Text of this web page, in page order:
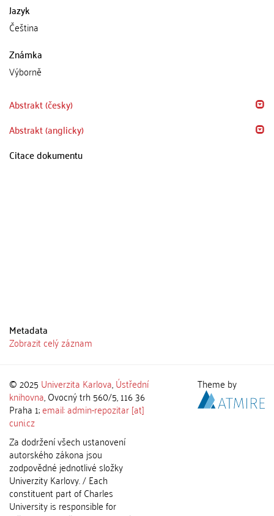
Jazyk
Čeština
Známka
Výborně
Abstrakt (česky)
Abstrakt (anglicky)
Citace dokumentu
Metadata
Zobrazit celý záznam
© 2025 Univerzita Karlova,Ústřední
knihovna, Ovocný trh 560/5, 116 36
Praha 1;email: admin-repozitar [at]
cuni.cz
Za dodržení všech ustanovení
autorského zákona jsou
zodpovědné jednotlivé složky
Univerzity Karlovy. / Each
constituent part of Charles
University is responsible for
Theme by